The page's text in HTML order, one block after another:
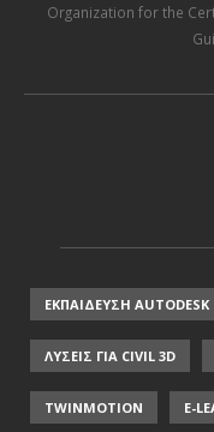
Organization for the
ΕΚΠΑΙΔΕΥΣΗ AUTODESK
ΛΥΣΕΙΣ ΓΙΑ CIVIL 3D
TWINMOTION E-